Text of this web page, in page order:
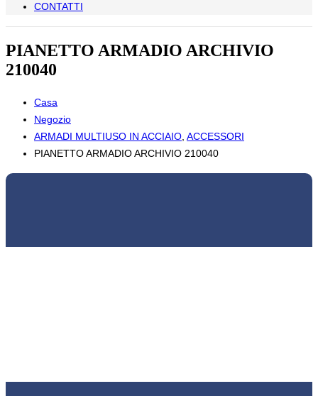
CONTATTI
PIANETTO ARMADIO ARCHIVIO
210040
Casa
Negozio
ARMADI MULTIUSO IN ACCIAIO ACCESSORI
PIANETTO ARMADIO ARCHIVIO 210040